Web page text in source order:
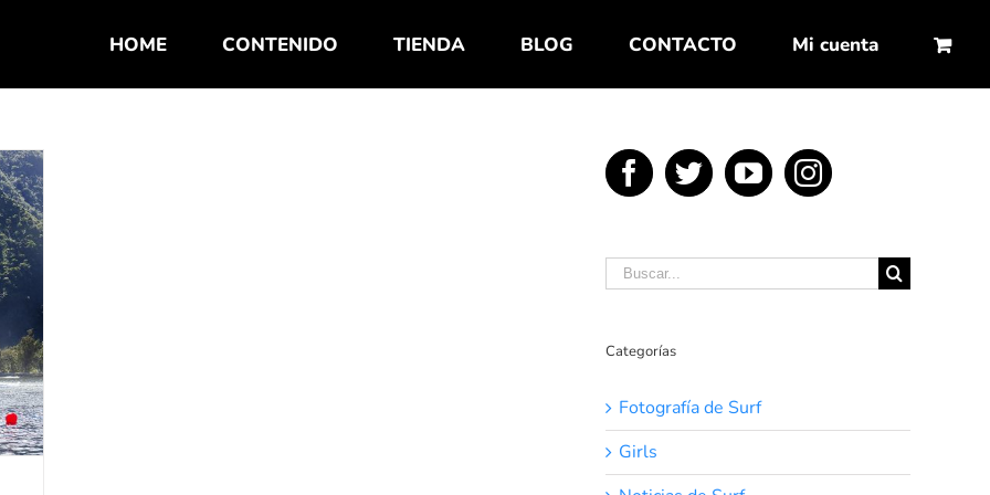
HOME CONTENIDO TIENDA BLOG CONTACTO Mi cuenta
Buscar:
Categorías
Fotografía de Surf
Girls